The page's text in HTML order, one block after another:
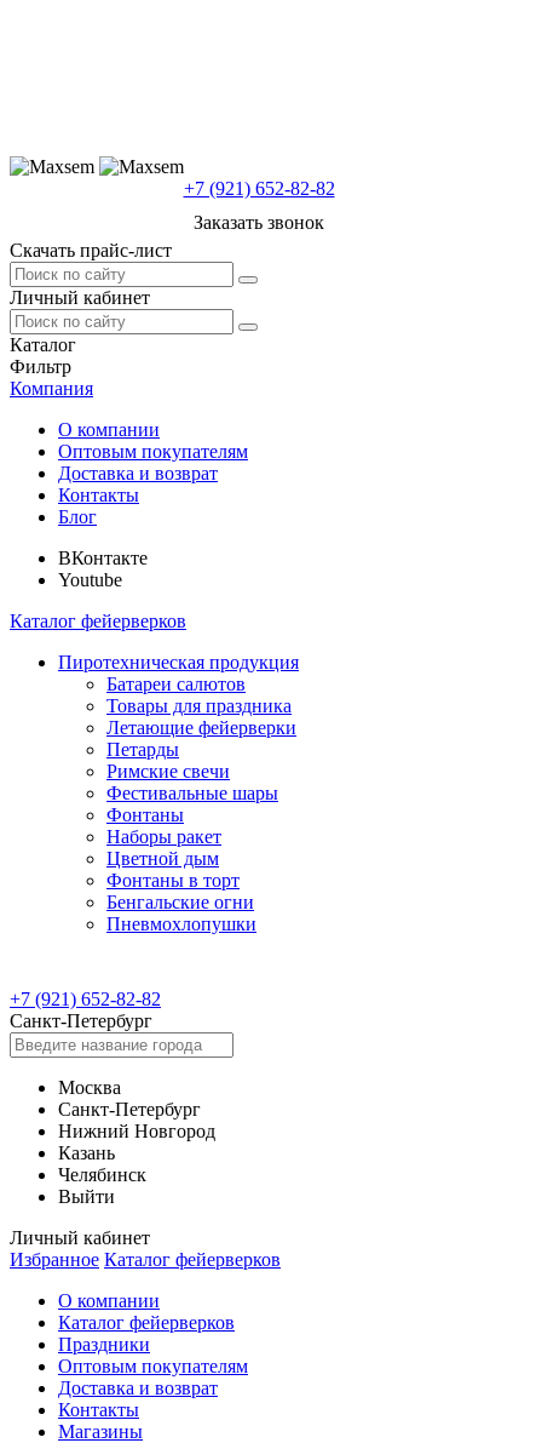
+7 (921) 652-82-82
Заказать звонок
Скачать прайс-лист
Личный кабинет
Каталог
Фильтр
Компания
О компании
Оптовым покупателям
Доставка и возврат
Контакты
Блог
ВКонтакте
Youtube
Каталог фейерверков
Пиротехническая продукция
Батареи салютов
Товары для праздника
Летающие фейерверки
Петарды
Римские свечи
Фестивальные шары
Фонтаны
Наборы ракет
Цветной дым
Фонтаны в торт
Бенгальские огни
Пневмохлопушки
+7 (921) 652-82-82
Санкт-Петербург
Москва
Санкт-Петербург
Нижний Новгород
Казань
Челябинск
Выйти
Личный кабинет
Избранное Каталог фейерверков
О компании
Каталог фейерверков
Праздники
Оптовым покупателям
Доставка и возврат
Контакты
Магазины